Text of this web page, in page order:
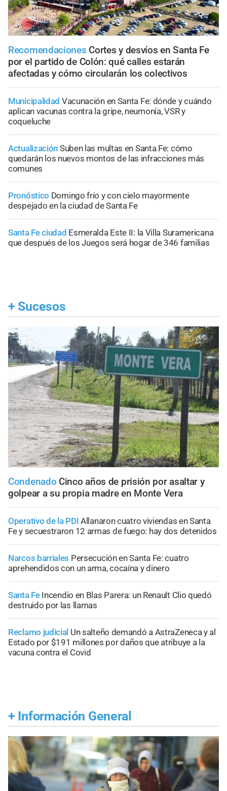
Recomendaciones Cortes y desvíos en Santa Fe
por el partido de Colón: qué calles estarán
afectadas y cómo circularán los colectivos
Municipalidad Vacunación en Santa Fe: dónde y cuándo
aplican vacunas contra la gripe, neumonía, VSR y
coqueluche
Actualización Suben las multas en Santa Fe: cómo
quedarán los nuevos montos de las infracciones más
comunes
Pronóstico Domingo frío y con cielo mayormente
despejado en la ciudad de Santa Fe
Santa Fe ciudad Esmeralda Este II: la Villa Suramericana
que después de los Juegos será hogar de 346 familias
+ Sucesos
Condenado Cinco años de prisión por asaltar y
golpear a su propia madre en Monte Vera
Operativo de la PDI Allanaron cuatro viviendas en Santa
Fe y secuestraron 12 armas de fuego: hay dos detenidos
Narcos barriales Persecución en Santa Fe: cuatro
aprehendidos con un arma, cocaína y dinero
Santa Fe Incendio en Blas Parera: un Renault Clio quedó
destruido por las llamas
Reclamo judicial Un salteño demandó a AstraZeneca y al
Estado por $191 millones por daños que atribuye a la
vacuna contra el Covid
+ Información General